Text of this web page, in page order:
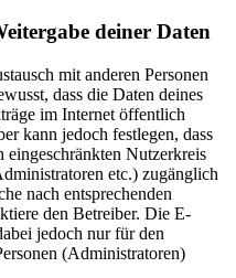
deiner Daten
mit anderen Personen
dass die Daten deines
im Internet öffentlich
kann jedoch festlegen, dass
Nutzerkreis
etc.) zugänglich
nach entsprechenden
den Betreiber. Die E-
jedoch nur für den
(Administratoren)